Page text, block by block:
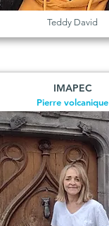
Teddy David
IMAPEC
Pierre volcanique